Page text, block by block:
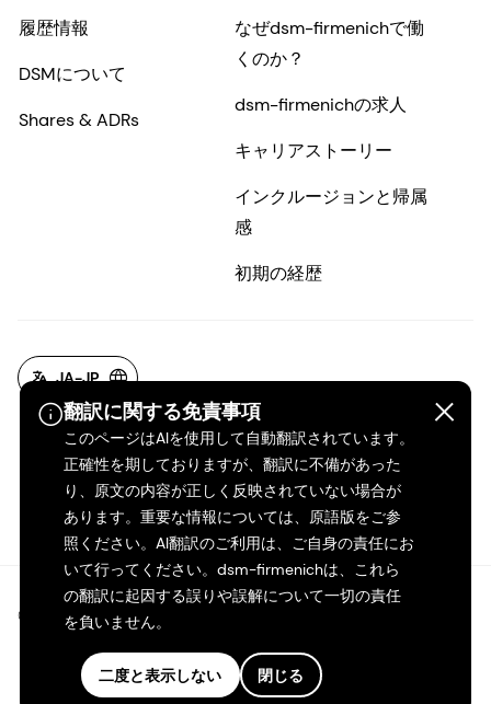
翻訳に関する免責事項
このページはAIを使用して自動翻訳されています。
正確性を期しておりますが、翻訳に不備があった
り、原文の内容が正しく反映されていない場合が
あります。重要な情報については、原語版をご参
照ください。AI翻訳のご利用は、ご自身の責任にお
いて行ってください。dsm-firmenichは、これら
の翻訳に起因する誤りや誤解について一切の責任
を負いません。
二度と表示しない 閉じる
履歴情報
DSMについて
Shares & ADRs
なぜdsm-firmenichで働
くのか？
dsm-firmenichの求人
キャリアストーリー
インクルージョンと帰属
感
初期の経歴
JA-JP
©2026 dsm-firmenich。無断転載・複製を禁じます。
プライバシーポリシー